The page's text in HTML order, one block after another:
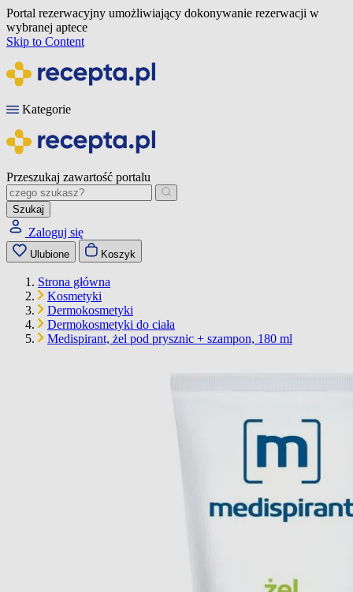
Portal rezerwacyjny umożliwiający dokonywanie rezerwacji w
wybranej aptece
Skip to Content
Kategorie
Przeszukaj zawartość portalu
Szukaj
Zaloguj się
Ulubione Koszyk
Strona główna
Kosmetyki
Dermokosmetyki
Dermokosmetyki do ciała
Medispirant, żel pod prysznic + szampon, 180 ml